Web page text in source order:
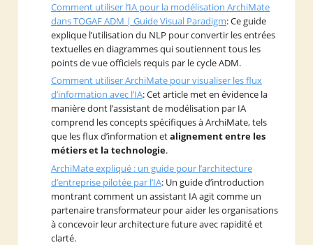
Comment utiliser l’IA pour la modélisation ArchiMate
dans TOGAF ADM | Guide Visual Paradigm: Ce guide
explique l’utilisation du NLP pour convertir les entrées
textuelles en diagrammes qui soutiennent tous les
points de vue officiels requis par le cycle ADM.
Comment utiliser ArchiMate pour visualiser les flux
d’information avec l’IA: Cet article met en évidence la
manière dont l’assistant de modélisation par IA
comprend les concepts spécifiques à ArchiMate, tels
que les flux d’information etalignement entre les
métiers et la technologie.
ArchiMate expliqué : un guide pour l’architecture
d’entreprise pilotée par l’IA: Un guide d’introduction
montrant comment un assistant IA agit comme un
partenaire transformateur pour aider les organisations
à concevoir leur architecture future avec rapidité et
clarté.